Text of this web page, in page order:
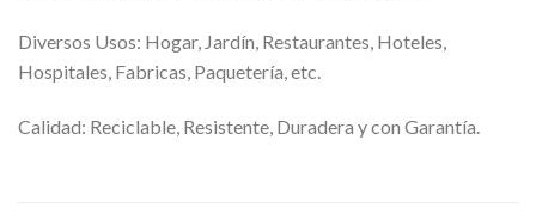
Diversos Usos: Hogar, Jardín, Restaurantes, Hoteles,
Hospitales, Fabricas, Paquetería, etc.
Calidad: Reciclable, Resistente, Duradera y con Garantía.